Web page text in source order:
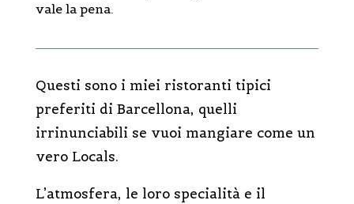
vale la pena.
Questi sono i miei ristoranti tipici
preferiti di Barcellona, quelli
irrinunciabili se vuoi mangiare come un
vero Locals.
L’atmosfera, le loro specialità e il